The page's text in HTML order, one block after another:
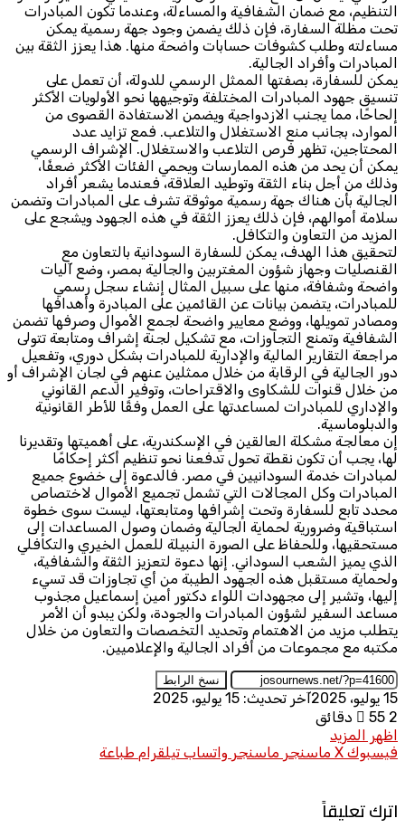
التنظيم، مع ضمان الشفافية والمساءلة، وعندما تكون المبادرات
تحت مظلة السفارة، فإن ذلك يضمن وجود جهة رسمية يمكن
مساءلته وطلب كشوفات حسابات واضحة منها. هذا يعزز الثقة بين
المبادرات وأفراد الجالية.
يمكن للسفارة، بصفتها الممثل الرسمي للدولة، أن تعمل على
تنسيق جهود المبادرات المختلفة وتوجيهها نحو الأولويات الأكثر
إلحاحًا، مما يجنب الازدواجية ويضمن الاستفادة القصوى من
الموارد، بجانب منع الاستغلال والتلاعب. فمع تزايد عدد
المحتاجين، تظهر فرص التلاعب والاستغلال. الإشراف الرسمي
يمكن أن يحد من هذه الممارسات ويحمي الفئات الأكثر ضعفًا،
وذلك من أجل بناء الثقة وتوطيد العلاقة، فعندما يشعر أفراد
الجالية بأن هناك جهة رسمية موثوقة تشرف على المبادرات وتضمن
سلامة أموالهم، فإن ذلك يعزز الثقة في هذه الجهود ويشجع على
المزيد من التعاون والتكافل.
لتحقيق هذا الهدف، يمكن للسفارة السودانية بالتعاون مع
القنصليات وجهاز شؤون المغتربين والجالية بمصر، وضع آليات
واضحة وشفافة، منها على سبيل المثال إنشاء سجل رسمي
للمبادرات، يتضمن بيانات عن القائمين على المبادرة وأهدافها
ومصادر تمويلها، ووضع معايير واضحة لجمع الأموال وصرفها تضمن
الشفافية وتمنع التجاوزات، مع تشكيل لجنة إشراف ومتابعة تتولى
مراجعة التقارير المالية والإدارية للمبادرات بشكل دوري، وتفعيل
دور الجالية في الرقابة من خلال ممثلين عنهم في لجان الإشراف أو
من خلال قنوات للشكاوى والاقتراحات، وتوفير الدعم القانوني
والإداري للمبادرات لمساعدتها على العمل وفقًا للأطر القانونية
والدبلوماسية.
إن معالجة مشكلة العالقين في الإسكندرية، على أهميتها وتقديرنا
لها، يجب أن تكون نقطة تحول تدفعنا نحو تنظيم أكثر إحكامًا
لمبادرات خدمة السودانيين في مصر. فالدعوة إلى خضوع جميع
المبادرات وكل المجالات التي تشمل تجميع الأموال لاختصاص
محدد تابع للسفارة وتحت إشرافها ومتابعتها، ليست سوى خطوة
استباقية وضرورية لحماية الجالية وضمان وصول المساعدات إلى
مستحقيها، وللحفاظ على الصورة النبيلة للعمل الخيري والتكافلي
الذي يميز الشعب السوداني. إنها دعوة لتعزيز الثقة والشفافية،
ولحماية مستقبل هذه الجهود الطيبة من أي تجاوزات قد تسيء
إليها، وتشير إلى مجهودات اللواء دكتور أمين إسماعيل مجذوب
مساعد السفير لشؤون المبادرات والجودة، ولكن يبدو أن الأمر
يتطلب مزيد من الاهتمام وتحديد التخصصات والتعاون من خلال
مكتبه مع مجموعات من أفراد الجالية والإعلاميين.
نسخ الرابط
15 يوليو، 2025
آخر تحديث: 15 يوليو، 2025
55 2 دقائق
اظهر المزيد
فيسبوك X ماسنجر ماسنجر واتساب تيلقرام طباعة
اترك تعليقاً